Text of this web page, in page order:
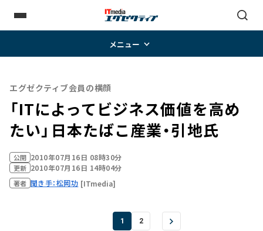
メニュー
エグゼクティブ会員の横顔
「ITによってビジネス価値を高め
たい」――日本たばこ産業・引地氏
公開 2010年07月16日 08時30分
更新 2010年07月16日 14時04分
著者 聞き手：松岡功 [ITmedia]
1 2